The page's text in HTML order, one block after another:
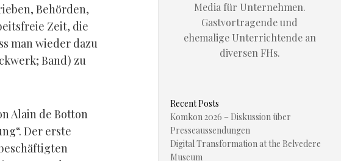
Behörden,
Zeit, die
man wieder dazu
Band) zu
Alain de Botton
Der erste
Media für Unternehmen.
Gastvortragende und
ehemalige Unterrichtende an
diversen FHs.
Recent Posts
Komkon 2026 – Diskussion über
Presseaussendungen
Digital Transformation at the Belvedere
Museum